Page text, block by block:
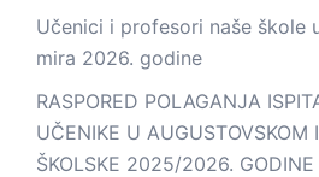
Učenici i profesori naše škole
mira 2026. godine
RASPORED POLAGANJA
UČENIKE U AUGUSTOVSKOM
ŠKOLSKE 2025/2026. GODINE